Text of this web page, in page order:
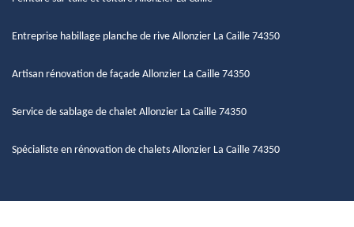
Entreprise habillage planche de rive Allonzier La Caille 74350
Artisan rénovation de façade Allonzier La Caille 74350
Service de sablage de chalet Allonzier La Caille 74350
Spécialiste en rénovation de chalets Allonzier La Caille 74350